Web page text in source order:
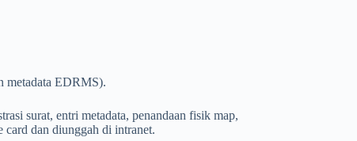
metadata EDRMS).
surat, entri metadata, penandaan fisik map,
card dan diunggah di intranet.